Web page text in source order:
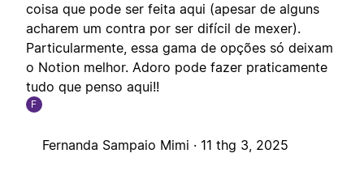
coisa que pode ser feita aqui (apesar de alguns
acharem um contra por ser difícil de mexer).
Particularmente, essa gama de opções só deixam
o Notion melhor. Adoro pode fazer praticamente
tudo que penso aqui!!
F
Fernanda Sampaio Mimi · 11 thg 3, 2025